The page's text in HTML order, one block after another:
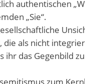
authentischen
„Sie“.
die als nicht
ihr das Gegenbild